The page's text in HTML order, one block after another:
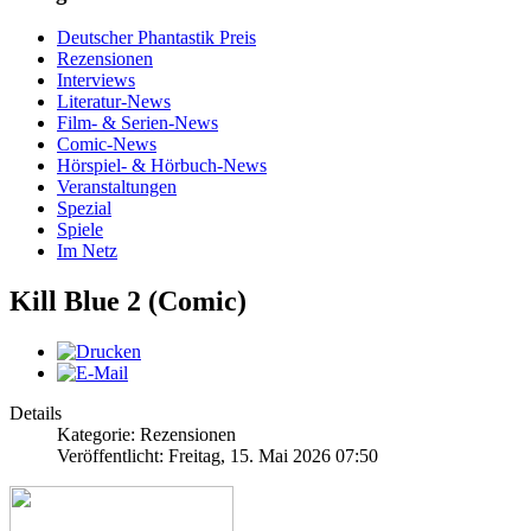
Deutscher Phantastik Preis
Rezensionen
Interviews
Literatur-News
Film- & Serien-News
Comic-News
Hörspiel- & Hörbuch-News
Veranstaltungen
Spezial
Spiele
Im Netz
Kill Blue 2 (Comic)
Details
Kategorie: Rezensionen
Veröffentlicht: Freitag, 15. Mai 2026 07:50